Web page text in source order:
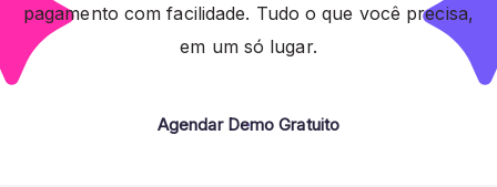
pagamento com facilidade. Tudo o que você precisa,
em um só lugar.
Agendar Demo Gratuito